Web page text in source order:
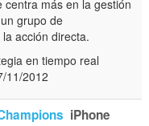
centra más en la gestión
grupo de
acción directa.
en tiempo real
11/2012
iPhone